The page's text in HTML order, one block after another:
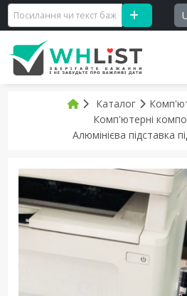
Каталог
Комп'ютерні
Алюмінієва підставка